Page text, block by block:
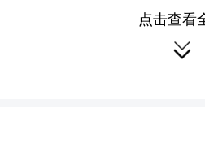
补充作用有望恢复，
炭供应缺口。7月上
计本周全省煤炭市场
点击查看
